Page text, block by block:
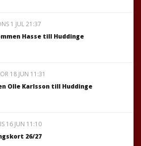
1 JUL 21:37
Hasse till Huddinge
18 JUN 11:31
Olle Karlsson till Huddinge
16 JUN 11:10
26/27